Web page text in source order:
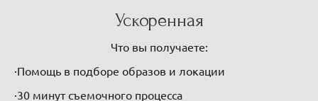
Ускоренная
Что вы получаете:
·Помощь в подборе образов и локации
·30 минут съемочного процесса